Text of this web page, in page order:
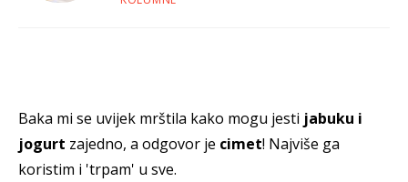
Baka mi se uvijek mrštila kako mogu jesti jabuku i
jogurt zajedno, a odgovor je cimet! Najviše ga
koristim i 'trpam' u sve.